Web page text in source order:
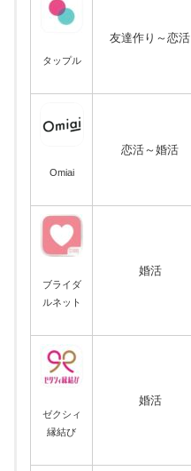
タップル
友達作り～恋活
Omiai
恋活～婚活
ブライダ
ルネット
婚活
ゼクシィ
縁結び
婚活